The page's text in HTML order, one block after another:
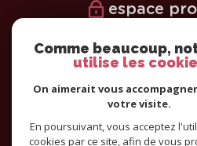
espace
Nous
Comme beaucoup,
utilise les
On aimerait vous
votre visite.
En poursuivant, vous acceptez
cookies par ce site, afin de vous